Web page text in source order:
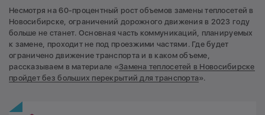
Несмотря на 60-процентный рост объемов замены теплосетей в
Новосибирске, ограничений дорожного движения в 2023 году
больше не станет. Основная часть коммуникаций, планируемых
к замене, проходит не под проезжими частями. Где будет
ограничено движение транспорта и в каком объеме,
рассказываем в материале «Замена теплосетей в Новосибирске
пройдет без больших перекрытий для транспорта».